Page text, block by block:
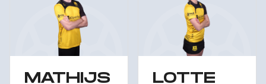
MATHIJS
LOTTE